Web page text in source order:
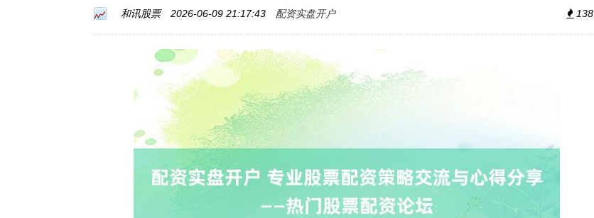
和讯股票 2026-06-09 21:17:43 配资实盘开户 138